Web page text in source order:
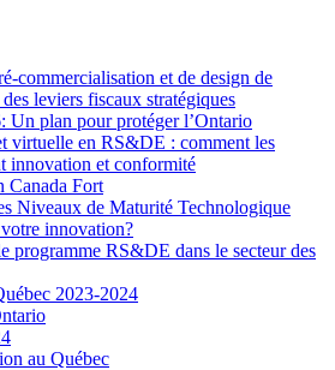
commercialisation et de design de
leviers fiscaux stratégiques
Un plan pour protéger l’Ontario
virtuelle en RS&DE : comment les
innovation et conformité
Canada Fort
Niveaux de Maturité Technologique
innovation?
programme RS&DE dans le secteur des
2023-2024
au Québec